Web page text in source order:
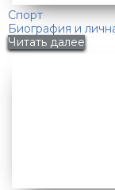
Спорт
Биография и
Читать далее